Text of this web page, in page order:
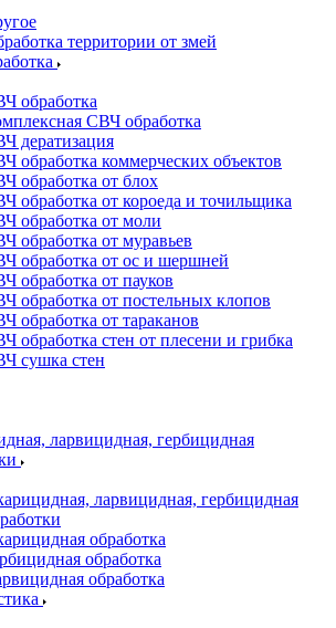
территории от змей
обработка
СВЧ обработка
дератизация
обработка коммерческих объектов
обработка от блох
обработка от короеда и точильщика
обработка от моли
обработка от муравьев
обработка от ос и шершней
обработка от пауков
обработка от постельных клопов
обработка от тараканов
обработка стен от плесени и грибка
сушка стен
ларвицидная, гербицидная
ларвицидная, гербицидная
обработка
обработка
обработка